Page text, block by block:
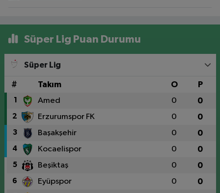
Süper Lig Puan Durumu
Süper Lig
# Takım O P
1 Amed 0 0
2 Erzurumspor FK 0 0
3 Başakşehir 0 0
4 Kocaelispor 0 0
5 Beşiktaş 0 0
6 Eyüpspor 0 0